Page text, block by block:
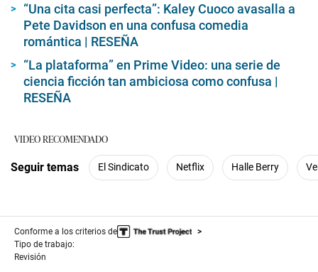
“Una cita casi perfecta”: Kaley Cuoco avasalla a
Pete Davidson en una confusa comedia
romántica | RESEÑA
“La plataforma” en Prime Video: una serie de
ciencia ficción tan ambiciosa como confusa |
RESEÑA
VIDEO RECOMENDADO
Seguir temas El Sindicato Netflix Halle Berry
Conforme a los criterios de
Tipo de trabajo:
Revisión